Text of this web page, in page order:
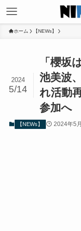
ホーム 【NEWs】
「櫻坂
池美波
れ活動
参加へ
2024
5/14
【NEWs】 2024年5